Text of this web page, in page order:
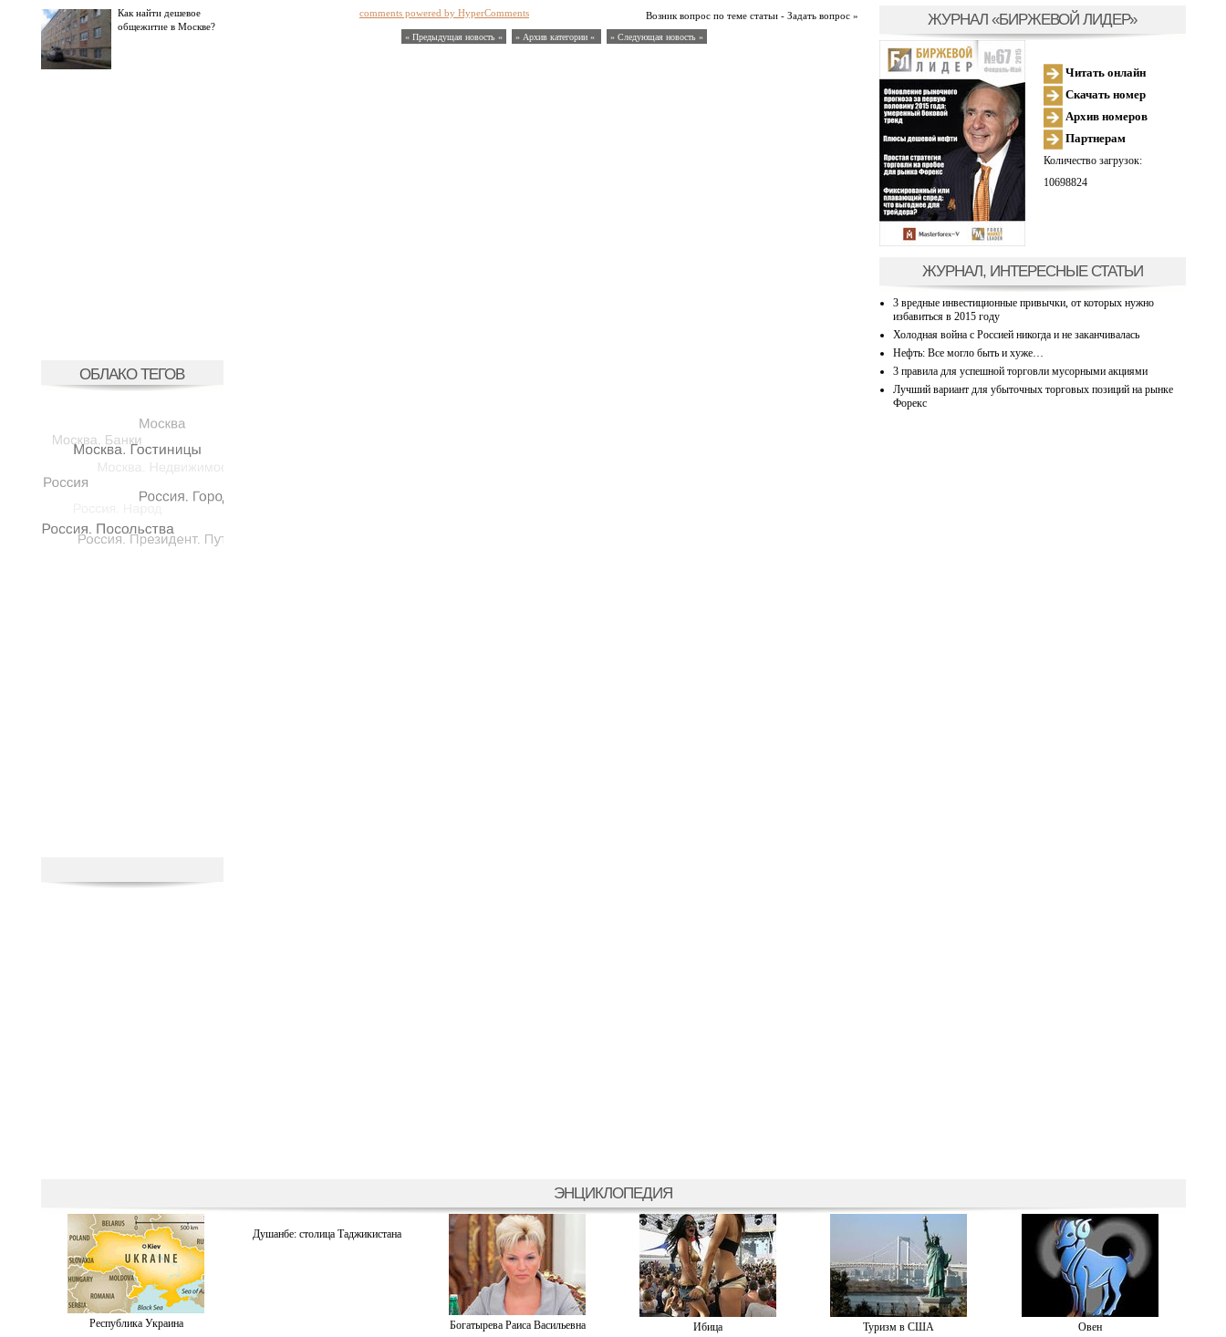
Как найти дешевое
общежитие в Москве?
ОБЛАКО ТЕГОВ
Возник вопрос по теме статьи - Задать вопрос »
comments powered by HyperComments
« Предыдущая новость « » Архив категории « » Следующая новость »
ЖУРНАЛ «БИРЖЕВОЙ ЛИДЕР»
Читать онлайн
Скачать номер
Архив номеров
Партнерам
Количество загрузок:
10698824
ЖУРНАЛ, ИНТЕРЕСНЫЕ СТАТЬИ
3 вредные инвестиционные привычки, от которых нужно
избавиться в 2015 году
Холодная война с Россией никогда и не заканчивалась
Нефть: Все могло быть и хуже…
3 правила для успешной торговли мусорными акциями
Лучший вариант для убыточных торговых позиций на рынке
Форекс
ЭНЦИКЛОПЕДИЯ
Республика Украина
Душанбе: столица Таджикистана
Богатырева Раиса Васильевна Ибица Туризм в США Овен